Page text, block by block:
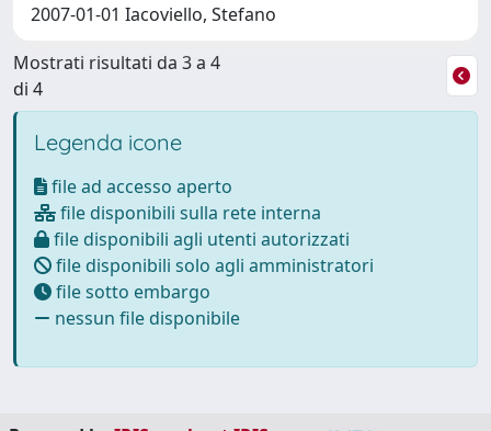
2007-01-01 Iacoviello, Stefano
Mostrati risultati da 3 a 4
di 4
Legenda icone
file ad accesso aperto
file disponibili sulla rete interna
file disponibili agli utenti autorizzati
file disponibili solo agli amministratori
file sotto embargo
nessun file disponibile